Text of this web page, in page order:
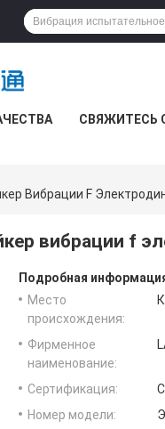
СВЯЖИТЕСЬ
Вибрации F
вибрации f
Подробная
Место
происхождения:
Фирменное
наименование:
Сертификация:
Номер модели: